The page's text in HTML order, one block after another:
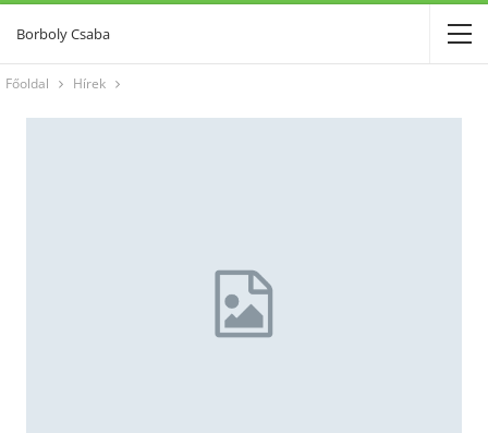
Borboly Csaba
Főoldal Hírek